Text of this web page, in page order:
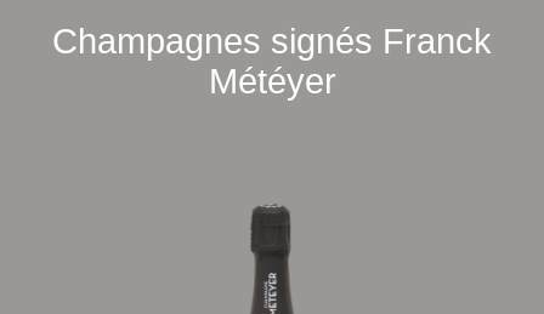
Champagnes signés Franck
Météyer